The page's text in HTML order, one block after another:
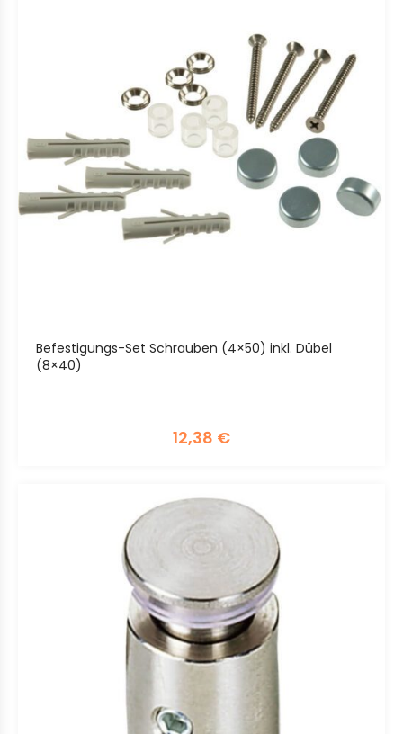
Befestigungs-Set Schrauben (4×50) inkl. Dübel
(8×40)
12,38 €